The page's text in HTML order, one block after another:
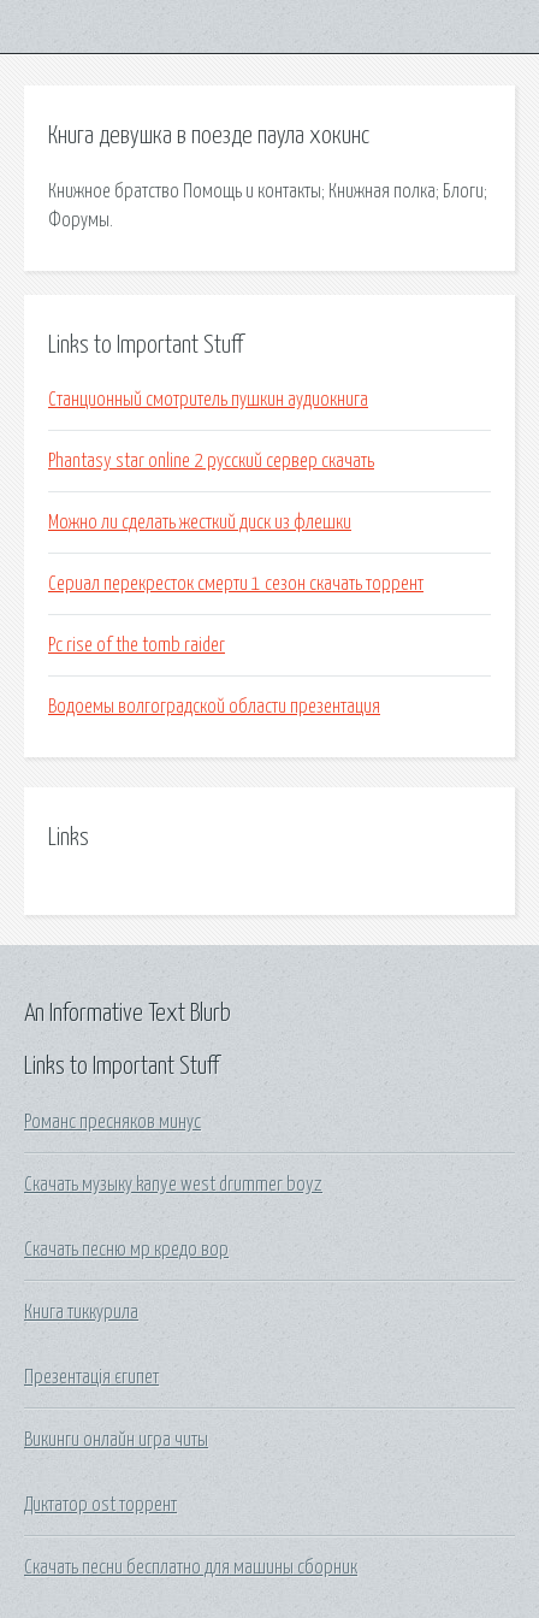
Книга девушка в поезде паула хокинс
Книжное братство Помощь и контакты; Книжная полка; Блоги;
Форумы.
Links to Important Stuff
Станционный смотритель пушкин аудиокнига
Phantasy star online 2 русский сервер скачать
Можно ли сделать жесткий диск из флешки
Сериал перекресток смерти 1 сезон скачать торрент
Pc rise of the tomb raider
Водоемы волгоградской области презентация
Links
Links to Important Stuff
Романс пресняков минус
Скачать музыку kanye west drummer boyz
Скачать песню мр кредо вор
Книга тиккурила
Презентація єгипет
Викинги онлайн игра читы
Диктатор ost торрент
Скачать песни бесплатно для машины сборник
An Informative Text Blurb